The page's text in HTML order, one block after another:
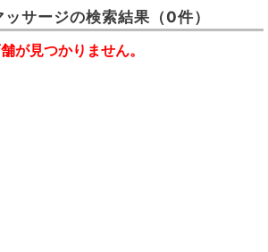
ッサージの検索結果 （0件）
が見つかりません。